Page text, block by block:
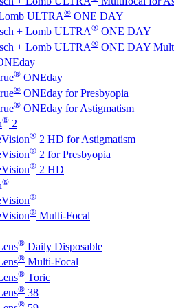
ULTRA® ONE DAY
+ Lomb ULTRA® ONE DAY
+ Lomb ULTRA® ONE DAY
® ONEday
® ONEday for Presbyopia
® ONEday for Astigmatism
® 2
® 2 HD for Astigmatism
® 2 for Presbyopia
® 2 HD
®
®
® Multi-Focal
® Daily Disposable
® Multi-Focal
® Toric
® 38
®